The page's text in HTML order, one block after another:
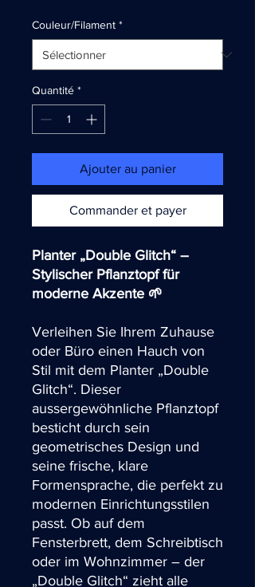
Couleur/Filament *
Quantité *
Ajouter au panier
Commander et payer
Planter „Double Glitch“ –
Stylischer Pflanztopf für
moderne Akzente 🌱
Verleihen Sie Ihrem Zuhause
oder Büro einen Hauch von
Stil mit dem Planter „Double
Glitch“. Dieser
aussergewöhnliche Pflanztopf
besticht durch sein
geometrisches Design und
seine frische, klare
Formensprache, die perfekt zu
modernen Einrichtungsstilen
passt. Ob auf dem
Fensterbrett, dem Schreibtisch
oder im Wohnzimmer – der
„Double Glitch“ zieht alle